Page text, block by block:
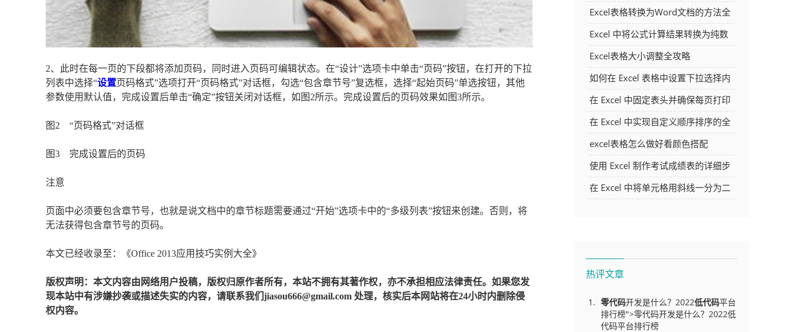
2、此时在每一页的下段都将添加页码，同时进入页码可编辑状态。在“设计”选项卡中单击“页码”按钮，在打开的下拉
列表中选择“设置页码格式”选项打开“页码格式”对话框，勾选“包含章节号”复选框，选择“起始页码”单选按钮，其他
参数使用默认值，完成设置后单击“确定”按钮关闭对话框，如图2所示。完成设置后的页码效果如图3所示。
图2 “页码格式”对话框
图3 完成设置后的页码
注意
页面中必须要包含章节号，也就是说文档中的章节标题需要通过“开始”选项卡中的“多级列表”按钮来创建。否则，将
无法获得包含章节号的页码。
本文已经收录至：《Office 2013应用技巧实例大全》
版权声明：本文内容由网络用户投稿，版权归原作者所有，本站不拥有其著作权，亦不承担相应法律责任。如果您发
现本站中有涉嫌抄袭或描述失实的内容，请联系我们jiasou666@gmail.com 处理，核实后本网站将在24小时内删除侵
权内容。
Excel表格转换为Word文档的方法全
解析
Excel 中将公式计算结果转换为纯数
字的多种方法
Excel表格大小调整全攻略
如何在 Excel 表格中设置下拉选择内
容
在 Excel 中固定表头并确保每页打印
时都显示表头的方法详解
在 Excel 中实现自定义顺序排序的全
面指南
excel表格怎么做好看颜色搭配
使用 Excel 制作考试成绩表的详细步
骤及技巧
在 Excel 中将单元格用斜线一分为二
热评文章
零代码开发是什么？2022低代码平台
排行榜">零代码开发是什么？2022低
代码平台排行榜